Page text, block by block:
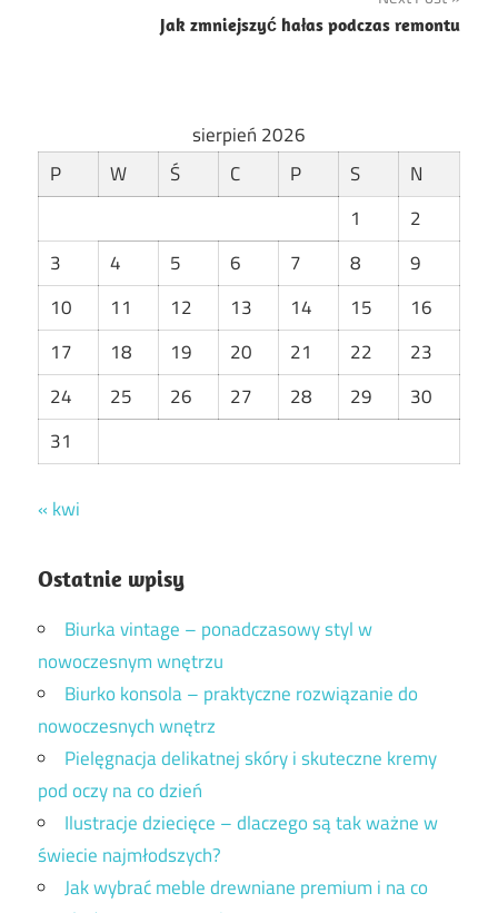
Jak zmniejszyć hałas podczas remontu
sierpień 2026
P
W Ś C P S
N
1
2
3
4 5 6 7 8
9
10
11 12 13 14 15
16
17
18 19 20 21 22
23
24
25 26 27 28 29
30
31
« kwi
Ostatnie wpisy
Biurka vintage – ponadczasowy styl w
nowoczesnym wnętrzu
Biurko konsola – praktyczne rozwiązanie do
nowoczesnych wnętrz
Pielęgnacja delikatnej skóry i skuteczne kremy
pod oczy na co dzień
Ilustracje dziecięce – dlaczego są tak ważne w
świecie najmłodszych?
Jak wybrać meble drewniane premium i na co